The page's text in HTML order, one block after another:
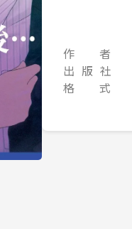
作 者
出 版 社
格 式